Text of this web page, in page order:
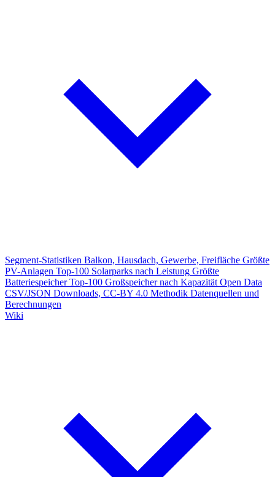
Segment-Statistiken Balkon, Hausdach, Gewerbe, Freifläche Größte
PV-Anlagen Top-100 Solarparks nach Leistung Größte
Batteriespeicher Top-100 Großspeicher nach Kapazität Open Data
CSV/JSON Downloads, CC-BY 4.0 Methodik Datenquellen und
Berechnungen
Wiki